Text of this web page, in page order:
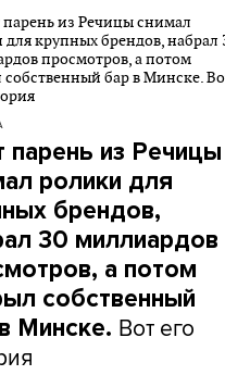
парень из Речицы
ролики для
брендов,
30 миллиардов
а потом
собственный
Минске. Вот его